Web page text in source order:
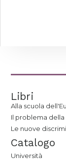
Libri
Alla scuola
Il problema
Le nuove
Catalogo
Università